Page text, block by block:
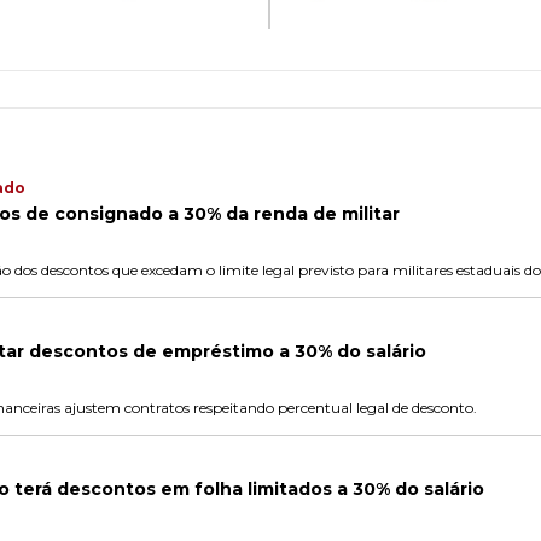
de consignado a 30% da renda de militar
dos descontos que excedam o limite legal previsto para militares estaduais
descontos de empréstimo a 30% do salário
ajustem contratos respeitando percentual legal de desconto.
terá descontos em folha limitados a 30% do salário